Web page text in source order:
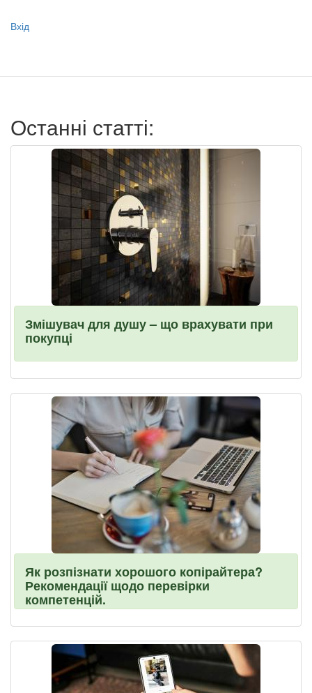
Меню
записи
Вхід
Останні статті:
Змішувач для душу – що врахувати при
покупці
Як розпізнати хорошого копірайтера?
Рекомендації щодо перевірки
компетенцій.